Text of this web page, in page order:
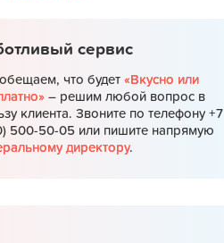
сервис
что будет «Вкусно или
– решим любой вопрос в
клиента. Звоните по телефону +7
500-50-05 или пишите напрямую
директору.